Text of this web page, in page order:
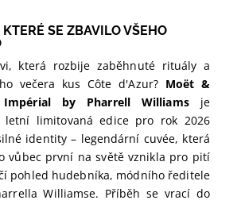
SE ZBAVILO VŠEHO
která rozbije zaběhnuté rituály a
večera kus Côte d'Azur? Moët &
by Pharrell Williamsje
letní limitovaná edice pro rok 2026
identity – legendární cuvée, která
vůbec první na světě vznikla pro pití
pohled hudebníka, módního ředitele
Williamse. Příběh se vrací do